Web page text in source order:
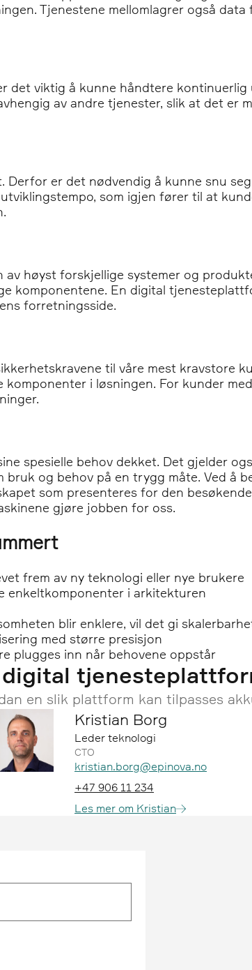
Tjenestene mellomlagrer også
det viktig å kunne håndtere
av andre tjenester, slik at det er
er det nødvendig å kunne snu
som igjen fører til at
av høyst forskjellige systemer og
komponentene. En digital
forretningsside.
til våre mest kravstore
i løsningen. For kunder
spesielle behov dekket. Det gjelder
og behov på en trygg måte. Ved å
som presenteres for den
gjøre jobben for oss.
frem av ny teknologi eller nye brukere
enkeltkomponenter i arkitekturen
blir enklere, vil det gi
med større presisjon
plugges inn når behovene oppstår
en slik plattform kan tilpasses
Kristian Borg
Leder teknologi
CTO
kristian.borg@epinova.no
+47 906 11 234
Les mer om Kristian